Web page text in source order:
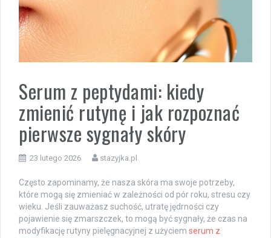
Serum z peptydami: kiedy
zmienić rutynę i jak rozpoznać
pierwsze sygnały skóry
23 lutego 2026 stazyjka.pl
Często zapominamy, że nasza skóra ma swoje potrzeby,
które mogą się zmieniać w zależności od pór roku, stresu czy
wieku. Jeśli zauważasz suchość, utratę jędrności czy
pojawienie się zmarszczek, to mogą być sygnały, że czas na
modyfikację rutyny pielęgnacyjnej z użyciem serum z